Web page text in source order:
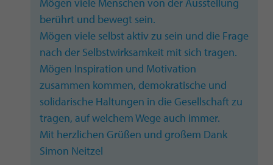
berührt und bewegt sein.
Mögen viele selbst aktiv zu sein und die Frage
nach der Selbstwirksamkeit mit sich tragen.
Mögen Inspiration und Motivation
zusammen kommen, demokratische und
solidarische Haltungen in die Gesellschaft zu
tragen, auf welchem Wege auch immer.
Mit herzlichen Grüßen und großem Dank
Simon Neitzel